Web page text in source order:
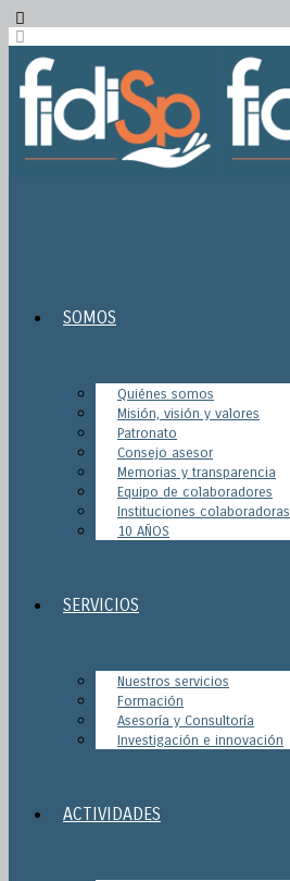
SOMOS
Quiénes somos
Misión, visión y valores
Patronato
Consejo asesor
Memorias y transparencia
Equipo de colaboradores
Instituciones colaboradoras
10 AÑOS
SERVICIOS
Nuestros servicios
Formación
Asesoría y Consultoría
Investigación e innovación
ACTIVIDADES